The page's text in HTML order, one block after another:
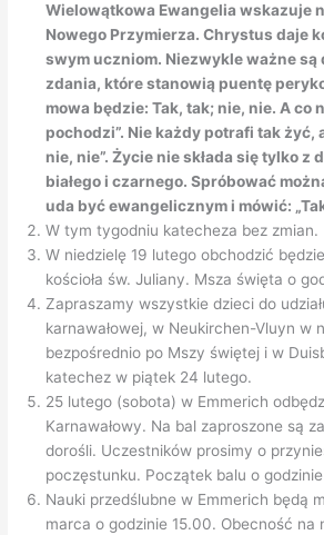
Wielowątkowa Ewangelia wskazuje
Nowego Przymierza. Chrystus daje
swym uczniom. Niezwykle ważne są
zdania, które stanowią puentę
mowa będzie: Tak, tak; nie, nie. A co
pochodzi”. Nie każdy potrafi tak żyć,
nie, nie”. Życie nie składa się tylko z
białego i czarnego. Spróbować
uda być ewangelicznym i mówić:
W tym tygodniu katecheza bez zmian.
W niedzielę 19 lutego obchodzić
kościoła św. Juliany. Msza święta o
Zapraszamy wszystkie dzieci do
karnawałowej, w Neukirchen-Vluyn w
bezpośrednio po Mszy świętej i w
katechez w piątek 24 lutego.
25 lutego (sobota) w Emmerich
Karnawałowy. Na bal zaproszone są
dorośli. Uczestników prosimy o
poczęstunku. Początek balu o
Nauki przedślubne w Emmerich będą
marca o godzinie 15.00. Obecność na